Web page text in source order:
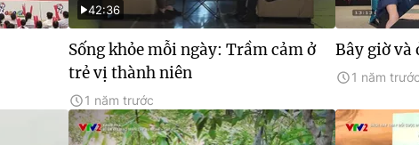
42:36
Sống khỏe mỗi ngày: Trầm cảm ở
trẻ vị thành niên
1 năm trước
Bây giờ và
1 năm trước